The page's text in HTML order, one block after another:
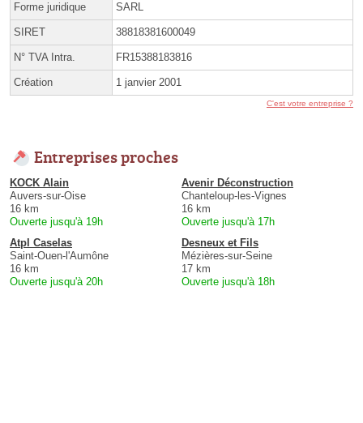
Forme juridique SARL
SIRET 38818381600049
N° TVA Intra. FR15388183816
Création 1 janvier 2001
C'est votre entreprise ?
Entreprises proches
KOCK Alain
Auvers-sur-Oise
16 km
Ouverte jusqu'à 19h
Avenir Déconstruction
Chanteloup-les-Vignes
16 km
Ouverte jusqu'à 17h
Atpl Caselas
Saint-Ouen-l'Aumône
16 km
Ouverte jusqu'à 20h
Desneux et Fils
Mézières-sur-Seine
17 km
Ouverte jusqu'à 18h